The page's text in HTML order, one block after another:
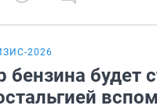
2026
бензина